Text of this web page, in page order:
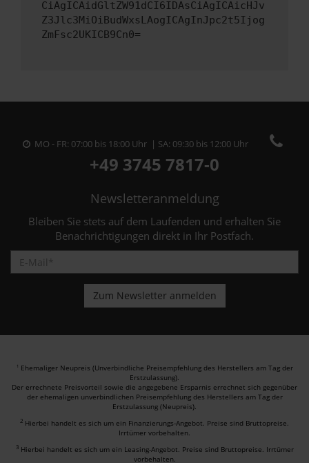
CiAgICAidGltZW91dCI6IDAsCiAgICAicHJv
Z3Jlc3MiOiBudWxsLAogICAgInJpc2t5Ijog
ZmFsc2UKICB9Cn0=
MO - FR: 07:00 bis 18:00 Uhr | SA: 09:30 bis 12:00 Uhr
+49 3745 7817-0
Newsletteranmeldung
Bleiben Sie stets auf dem Laufenden und erhalten Sie
Benachrichtigungen direkt in Ihr Postfach.
1 Ehemaliger Neupreis (Unverbindliche Preisempfehlung des Herstellers am Tag der
Erstzulassung).
Der errechnete Preisvorteil sowie die angegebene Ersparnis errechnet sich gegenüber
der ehemaligen unverbindlichen Preisempfehlung des Herstellers am Tag der
Erstzulassung (Neupreis).
2 Hierbei handelt es sich um ein Finanzierungs-Angebot. Preise sind Bruttopreise.
Irrtümer vorbehalten.
3 Hierbei handelt es sich um ein Leasing-Angebot. Preise sind Bruttopreise. Irrtümer
vorbehalten.